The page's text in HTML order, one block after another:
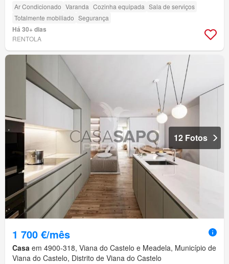
Ar Condicionado Varanda Cozinha equipada Sala de serviços
Totalmente mobiliado Segurança
Há 30+ dias
RENTOLA
12 Fotos
1 700 €/mês
Casa em 4900-318, Viana do Castelo e Meadela, Município de
Viana do Castelo, Distrito de Viana do Castelo